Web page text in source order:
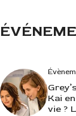
Kai
vie ?